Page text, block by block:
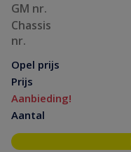
GM nr.
Chassis
nr.
Opel prijs
Prijs
Aanbieding!
Aantal